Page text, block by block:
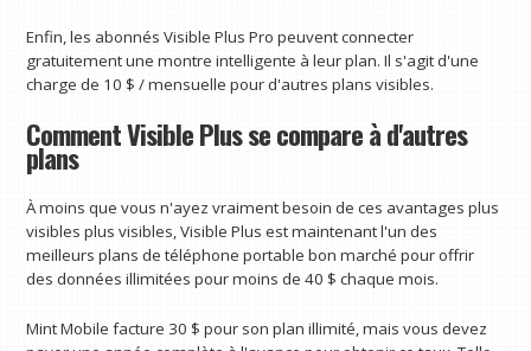
Enfin, les abonnés Visible Plus Pro peuvent connecter
gratuitement une montre intelligente à leur plan. Il s'agit d'une
charge de 10 $ / mensuelle pour d'autres plans visibles.
Comment Visible Plus se compare à d'autres
plans
À moins que vous n'ayez vraiment besoin de ces avantages plus
visibles plus visibles, Visible Plus est maintenant l'un des
meilleurs plans de téléphone portable bon marché pour offrir
des données illimitées pour moins de 40 $ chaque mois.
Mint Mobile facture 30 $ pour son plan illimité, mais vous devez